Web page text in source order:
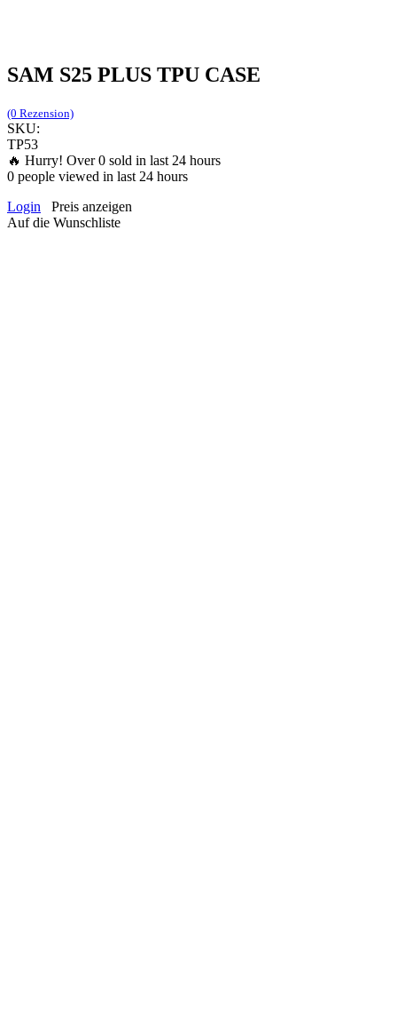
SAM S25 PLUS TPU CASE
(0 Rezension)
SKU:
TP53
🔥 Hurry! Over0 sold in last 24 hours
0 people viewed in last 24 hours
Login
Preis anzeigen
Auf die Wunschliste